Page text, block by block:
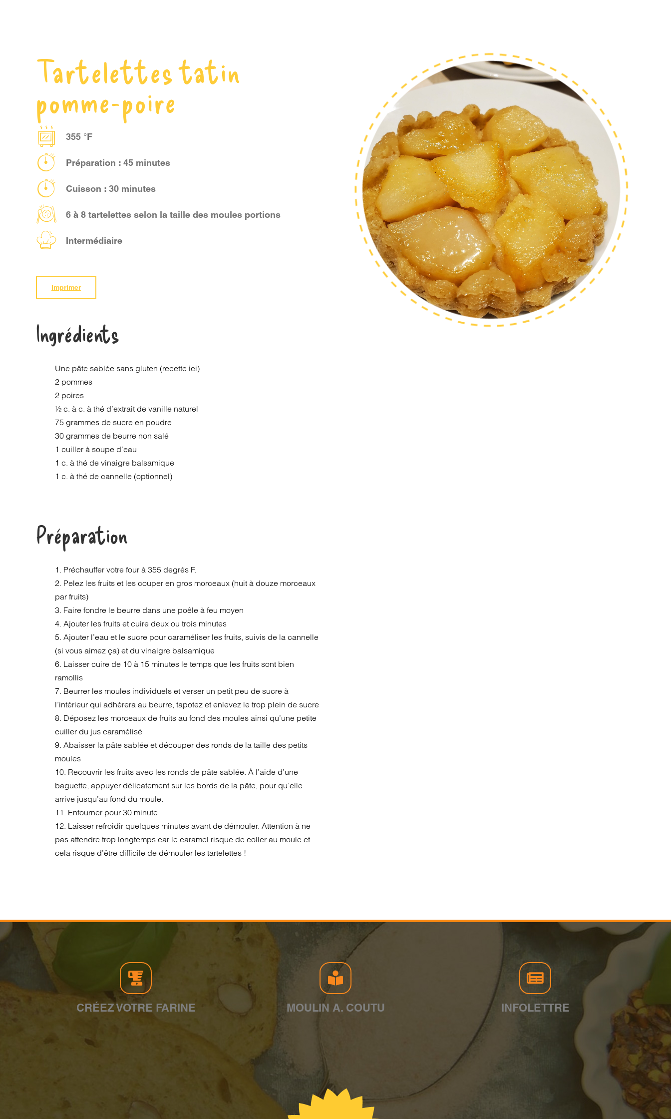
Tartelettes tatin
pomme-poire
355 °F
Préparation : 45 minutes
Cuisson : 30 minutes
6 à 8 tartelettes selon la taille des moules portions
Intermédiaire
Imprimer
Ingrédients
Une pâte sablée sans gluten (recette ici)
2 pommes
2 poires
½ c. à c. à thé d’extrait de vanille naturel
75 grammes de sucre en poudre
30 grammes de beurre non salé
1 cuiller à soupe d’eau
1 c. à thé de vinaigre balsamique
1 c. à thé de cannelle (optionnel)
Préparation
1. Préchauffer votre four à 355 degrés F.
2. Pelez les fruits et les couper en gros morceaux (huit à douze morceaux
par fruits)
3. Faire fondre le beurre dans une poêle à feu moyen
4. Ajouter les fruits et cuire deux ou trois minutes
5. Ajouter l’eau et le sucre pour caraméliser les fruits, suivis de la cannelle
(si vous aimez ça) et du vinaigre balsamique
6. Laisser cuire de 10 à 15 minutes le temps que les fruits sont bien
ramollis
7. Beurrer les moules individuels et verser un petit peu de sucre à
l’intérieur qui adhèrera au beurre, tapotez et enlevez le trop plein de sucre
8. Déposez les morceaux de fruits au fond des moules ainsi qu’une petite
cuiller du jus caramélisé
9. Abaisser la pâte sablée et découper des ronds de la taille des petits
moules
10. Recouvrir les fruits avec les ronds de pâte sablée. À l’aide d’une
baguette, appuyer délicatement sur les bords de la pâte, pour qu’elle
arrive jusqu’au fond du moule.
11. Enfourner pour 30 minute
12. Laisser refroidir quelques minutes avant de démouler. Attention à ne
pas attendre trop longtemps car le caramel risque de coller au moule et
cela risque d’être difficile de démouler les tartelettes !
CRÉEZ VOTRE FARINE MOULIN A. COUTU INFOLETTRE